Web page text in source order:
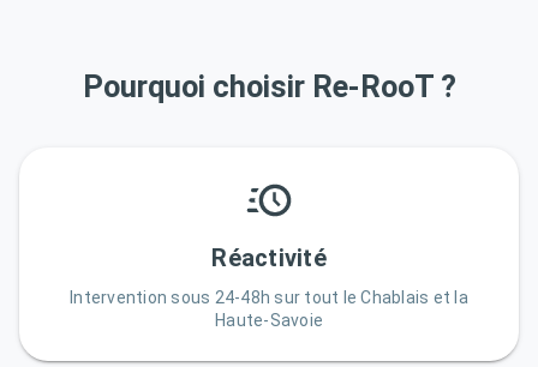
Pourquoi choisir Re-RooT ?
Réactivité
Intervention sous 24-48h sur tout le Chablais et la
Haute-Savoie